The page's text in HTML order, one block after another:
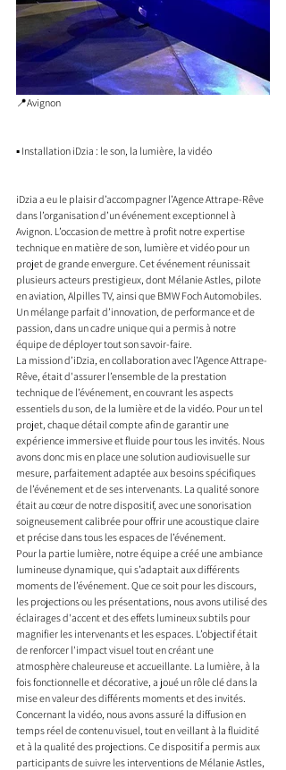
📍Avignon
▪️ Installation iDzia : le son, la lumière, la vidéo
iDzia a eu le plaisir d’accompagner l’Agence Attrape-Rêve
dans l’organisation d’un événement exceptionnel à
Avignon. L’occasion de mettre à profit notre expertise
technique en matière de son, lumière et vidéo pour un
projet de grande envergure. Cet événement réunissait
plusieurs acteurs prestigieux, dont Mélanie Astles, pilote
en aviation, Alpilles TV, ainsi que BMW Foch Automobiles.
Un mélange parfait d’innovation, de performance et de
passion, dans un cadre unique qui a permis à notre
équipe de déployer tout son savoir-faire.
La mission d’iDzia, en collaboration avec l’Agence Attrape-
Rêve, était d'assurer l’ensemble de la prestation
technique de l’événement, en couvrant les aspects
essentiels du son, de la lumière et de la vidéo. Pour un tel
projet, chaque détail compte afin de garantir une
expérience immersive et fluide pour tous les invités. Nous
avons donc mis en place une solution audiovisuelle sur
mesure, parfaitement adaptée aux besoins spécifiques
de l’événement et de ses intervenants. La qualité sonore
était au cœur de notre dispositif, avec une sonorisation
soigneusement calibrée pour offrir une acoustique claire
et précise dans tous les espaces de l’événement.
Pour la partie lumière, notre équipe a créé une ambiance
lumineuse dynamique, qui s’adaptait aux différents
moments de l’événement. Que ce soit pour les discours,
les projections ou les présentations, nous avons utilisé des
éclairages d'accent et des effets lumineux subtils pour
magnifier les intervenants et les espaces. L’objectif était
de renforcer l'impact visuel tout en créant une
atmosphère chaleureuse et accueillante. La lumière, à la
fois fonctionnelle et décorative, a joué un rôle clé dans la
mise en valeur des différents moments et des invités.
Concernant la vidéo, nous avons assuré la diffusion en
temps réel de contenu visuel, tout en veillant à la fluidité
et à la qualité des projections. Ce dispositif a permis aux
participants de suivre les interventions de Mélanie Astles,